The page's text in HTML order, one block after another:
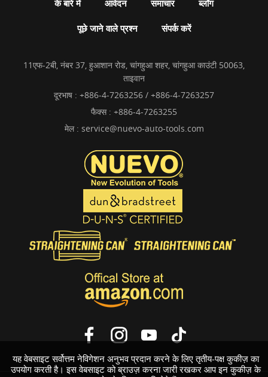
यह वेबसाइट सर्वोत्तम नेविगेशन अनुभव प्रदान करने के लिए तृतीय-पक्ष कुकीज़ का
उपयोग करती है। इस वेबसाइट को ब्राउज़ करना जारी रखकर आप इन कुकीज़ के
के बारे में आवेदन समाचार ब्लॉग
पूछे जाने वाले प्रश्न संपर्क करें
11एफ-2बी, नंबर 37, हुआशान रोड, चांगहुआ शहर, चांगहुआ काउंटी 50063,
ताइवान
दूरभाष : +886-4-7263256 / +886-4-7263257
फैक्स : +886-4-7263255
मेल : service@nuevo-auto-tools.com